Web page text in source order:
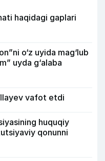
haqidagi gaplari
o‘z uyida mag‘lub
uyda g‘alaba
vafot etdi
huquqiy
qonunni